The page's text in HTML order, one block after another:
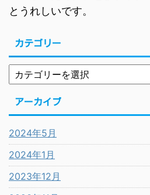
とうれしいです。
カテゴリー
アーカイブ
2024年5月
2024年1月
2023年12月